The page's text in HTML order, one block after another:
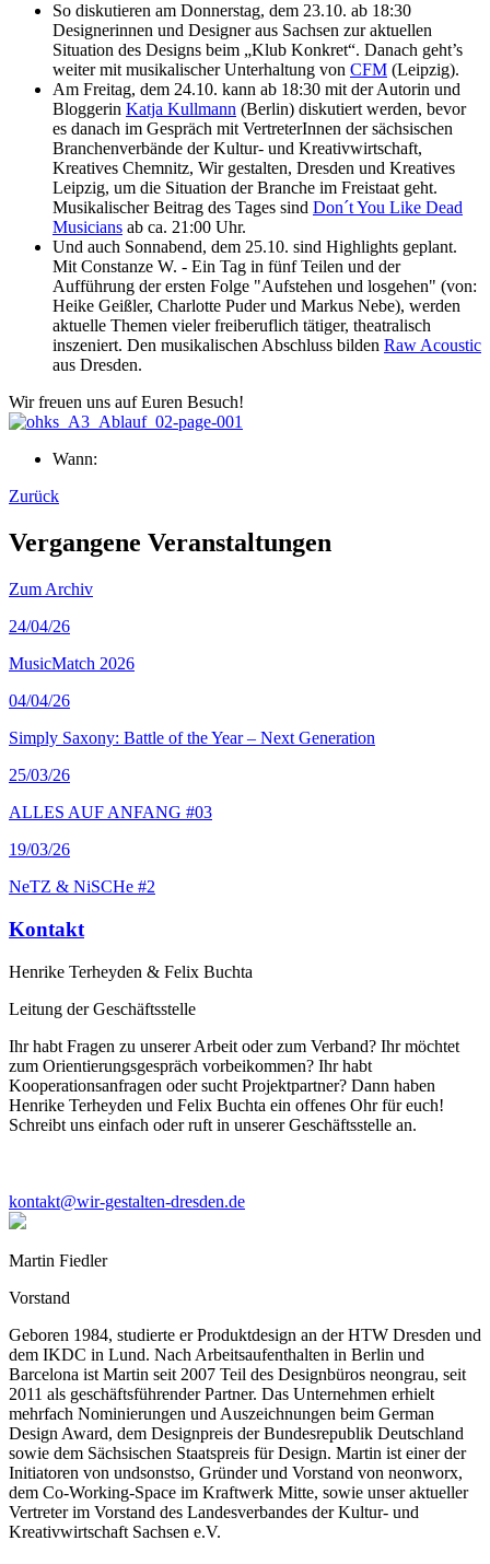
So diskutieren am Donnerstag, dem 23.10. ab 18:30
Designerinnen und Designer aus Sachsen zur aktuellen
Situation des Designs beim „Klub Konkret“. Danach geht’s
weiter mit musikalischer Unterhaltung von CFM (Leipzig).
Am Freitag, dem 24.10. kann ab 18:30 mit der Autorin und
Bloggerin Katja Kullmann (Berlin) diskutiert werden, bevor
es danach im Gespräch mit VertreterInnen der sächsischen
Branchenverbände der Kultur- und Kreativwirtschaft,
Kreatives Chemnitz, Wir gestalten, Dresden und Kreatives
Leipzig, um die Situation der Branche im Freistaat geht.
Musikalischer Beitrag des Tages sind Don´t You Like Dead
Musicians ab ca. 21:00 Uhr.
Und auch Sonnabend, dem 25.10. sind Highlights geplant.
Mit Constanze W. - Ein Tag in fünf Teilen und der
Aufführung der ersten Folge "Aufstehen und losgehen" (von:
Heike Geißler, Charlotte Puder und Markus Nebe), werden
aktuelle Themen vieler freiberuflich tätiger, theatralisch
inszeniert. Den musikalischen Abschluss bilden Raw Acoustic
aus Dresden.
Wir freuen uns auf Euren Besuch!
Wann:
Zurück
Vergangene Veranstaltungen
Zum Archiv
24/04/26
MusicMatch 2026
04/04/26
Simply Saxony: Battle of the Year – Next Generation
25/03/26
ALLES AUF ANFANG #03
19/03/26
NeTZ & NiSCHe #2
Kontakt
Henrike Terheyden & Felix Buchta
Leitung der Geschäftsstelle
Ihr habt Fragen zu unserer Arbeit oder zum Verband? Ihr möchtet
zum Orientierungsgespräch vorbeikommen? Ihr habt
Kooperationsanfragen oder sucht Projektpartner? Dann haben
Henrike Terheyden und Felix Buchta ein offenes Ohr für euch!
Schreibt uns einfach oder ruft in unserer Geschäftsstelle an.
kontakt@wir-gestalten-dresden.de
Martin Fiedler
Vorstand
Geboren 1984, studierte er Produktdesign an der HTW Dresden und
dem IKDC in Lund. Nach Arbeitsaufenthalten in Berlin und
Barcelona ist Martin seit 2007 Teil des Designbüros neongrau, seit
2011 als geschäftsführender Partner. Das Unternehmen erhielt
mehrfach Nominierungen und Auszeichnungen beim German
Design Award, dem Designpreis der Bundesrepublik Deutschland
sowie dem Sächsischen Staatspreis für Design. Martin ist einer der
Initiatoren von undsonstso, Gründer und Vorstand von neonworx,
dem Co-Working-Space im Kraftwerk Mitte, sowie unser aktueller
Vertreter im Vorstand des Landesverbandes der Kultur- und
Kreativwirtschaft Sachsen e.V.